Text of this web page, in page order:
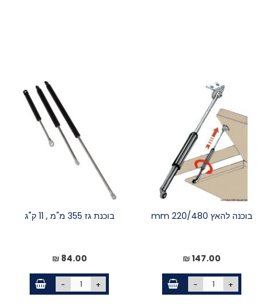
בוכנה להאץ 220/480 mm
147.00 ₪
- +
בוכנת גז 355 מ"מ , 11 ק"ג
84.00 ₪
- +